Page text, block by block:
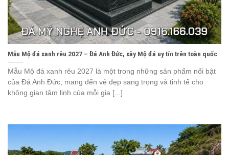
Mẫu Mộ đá xanh rêu 2027 – Đá Anh Đức, xây Mộ đá uy tín trên toàn quốc
Mẫu Mộ đá xanh rêu 2027 là một trong những sản phẩm nổi bật
của Đá Anh Đức, mang đến vẻ đẹp sang trọng và tinh tế cho
không gian tâm linh của mỗi gia [...]